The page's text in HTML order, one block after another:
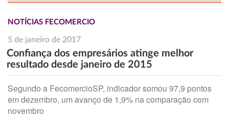
NOTÍCIAS FECOMERCIO
5 de janeiro de 2017
Confiança dos empresários atinge melhor
resultado desde janeiro de 2015
Segundo a FecomercioSP, indicador somou 97,9 pontos
em dezembro, um avanço de 1,9% na comparação com
novembro